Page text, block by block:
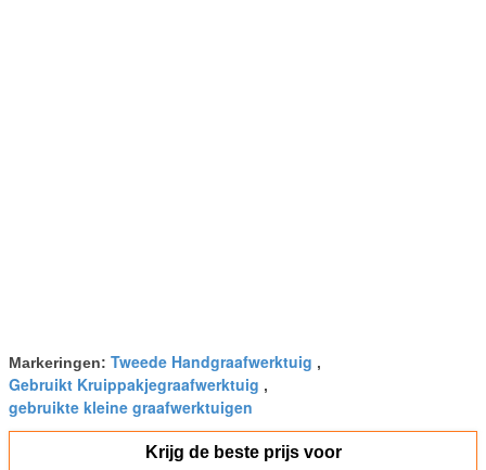
Markeringen: Tweede Handgraafwerktuig ,
Gebruikt Kruippakjegraafwerktuig ,
gebruikte kleine graafwerktuigen
Krijg de beste prijs voor